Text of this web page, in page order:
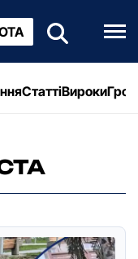
СтаттіВироки